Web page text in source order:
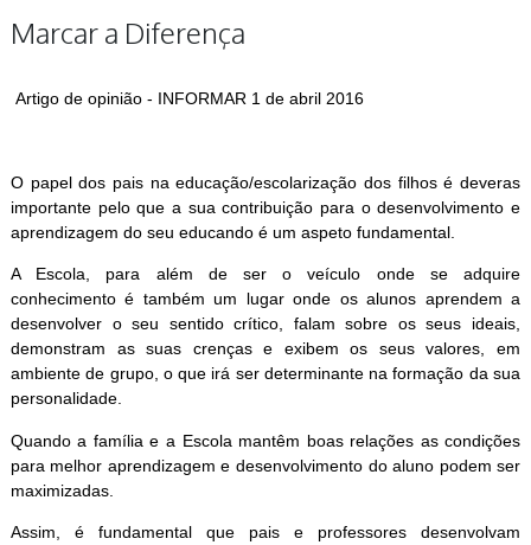
Marcar a Diferença
Artigo de opinião - INFORMAR 1 de abril 2016
O papel dos pais na educação/escolarização dos filhos é deveras
importante pelo que a sua contribuição para o desenvolvimento e
aprendizagem do seu educando é um aspeto fundamental.
A Escola, para além de ser o veículo onde se adquire
conhecimento é também um lugar onde os alunos aprendem a
desenvolver o seu sentido crítico, falam sobre os seus ideais,
demonstram as suas crenças e exibem os seus valores, em
ambiente de grupo, o que irá ser determinante na formação da sua
personalidade.
Quando a família e a Escola mantêm boas relações as condições
para melhor aprendizagem e desenvolvimento do aluno podem ser
maximizadas.
Assim, é fundamental que pais e professores desenvolvam